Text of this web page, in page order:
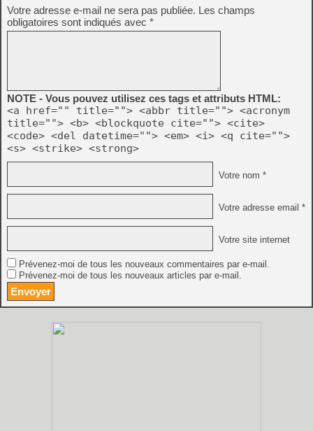
Votre adresse e-mail ne sera pas publiée. Les champs
obligatoires sont indiqués avec *
NOTE - Vous pouvez utilisez ces tags et attributs HTML:
<a href="" title=""> <abbr title=""> <acronym
title=""> <b> <blockquote cite=""> <cite>
<code> <del datetime=""> <em> <i> <q cite="">
<s> <strike> <strong>
Votre nom *
Votre adresse email *
Votre site internet
Prévenez-moi de tous les nouveaux commentaires par e-mail.
Prévenez-moi de tous les nouveaux articles par e-mail.